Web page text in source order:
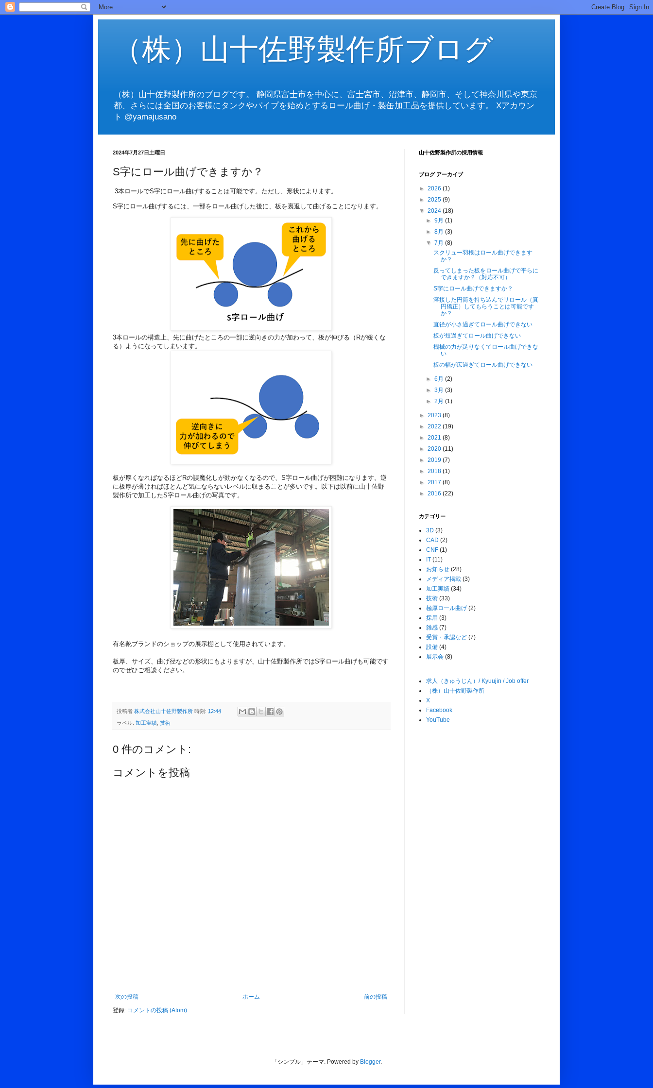
（株）山十佐野製作所ブログ
（株）山十佐野製作所のブログです。 静岡県富士市を中心に、富士宮市、沼津市、静岡市、そして神奈川県や東京
都、さらには全国のお客様にタンクやパイプを始めとするロール曲げ・製缶加工品を提供しています。 Xアカウン
ト @yamajusano
2024年7月27日土曜日
S字にロール曲げできますか？
3本ロールでS字にロール曲げすることは可能です。ただし、形状によります。
S字にロール曲げするには、一部をロール曲げした後に、板を裏返して曲げることになります。
3本ロールの構造上、先に曲げたところの一部に逆向きの力が加わって、板が伸びる（Rが緩くな
る）ようになってしまいます。
板が厚くなればなるほどRの誤魔化しが効かなくなるので、S字ロール曲げが困難になります。逆
に板厚が薄ければほとんど気にならないレベルに収まることが多いです。以下は以前に山十佐野
製作所で加工したS字ロール曲げの写真です。
有名靴ブランドのショップの展示棚として使用されています。
板厚、サイズ、曲げ径などの形状にもよりますが、山十佐野製作所ではS字ロール曲げも可能です
のでぜひご相談ください。
投稿者 株式会社山十佐野製作所 時刻: 12:44
ラベル: 加工実績 技術
0 件のコメント:
コメントを投稿
次の投稿 前の投稿
ホーム
登録: コメントの投稿 (Atom)
山十佐野製作所の採用情報
ブログ アーカイブ
► 2026 (1)
► 2025 (9)
▼ 2024 (18)
►9月(1)
►8月(3)
▼7月(8)
スクリュー羽根はロール曲げできます
か？
反ってしまった板をロール曲げで平らに
できますか？（対応不可）
S字にロール曲げできますか？
溶接した円筒を持ち込んでリロール（真
円矯正）してもらうことは可能です
か？
直径が小さ過ぎてロール曲げできない
板が短過ぎてロール曲げできない
機械の力が足りなくてロール曲げできな
い
板の幅が広過ぎてロール曲げできない
►6月(2)
►3月(3)
►2月(1)
► 2023 (8)
► 2022 (19)
► 2021 (8)
► 2020 (11)
► 2019 (7)
► 2018 (1)
► 2017 (8)
► 2016 (22)
カテゴリー
3D (3)
CAD (2)
CNF (1)
IT (11)
お知らせ (28)
メディア掲載 (3)
加工実績 (34)
技術 (33)
極厚ロール曲げ (2)
採用 (3)
雑感 (7)
受賞・承認など (7)
設備 (4)
展示会 (8)
求人（きゅうじん）/ Kyuujin / Job offer
（株）山十佐野製作所
X
Facebook
YouTube
「シンプル」テーマ. Powered by Blogger.